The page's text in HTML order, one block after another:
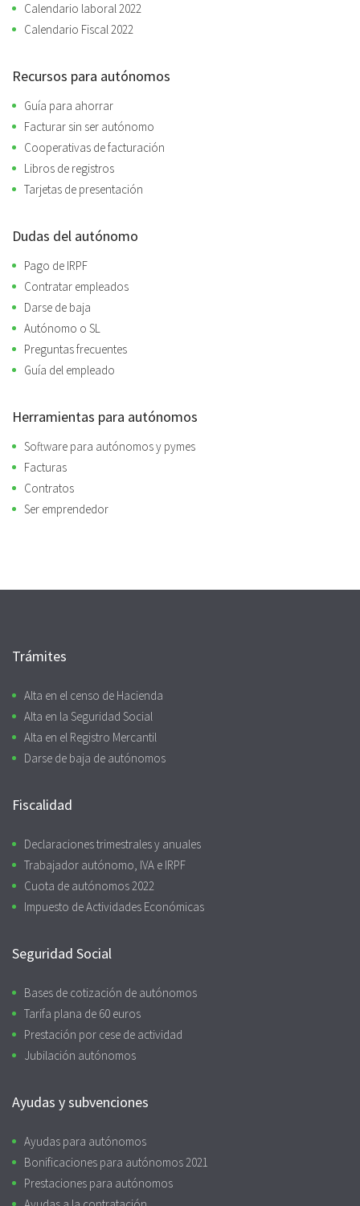
Calendario laboral 2022
Calendario Fiscal 2022
Recursos para autónomos
Guía para ahorrar
Facturar sin ser autónomo
Cooperativas de facturación
Libros de registros
Tarjetas de presentación
Dudas del autónomo
Pago de IRPF
Contratar empleados
Darse de baja
Autónomo o SL
Preguntas frecuentes
Guía del empleado
Herramientas para autónomos
Software para autónomos y pymes
Facturas
Contratos
Ser emprendedor
Trámites
Alta en el censo de Hacienda
Alta en la Seguridad Social
Alta en el Registro Mercantil
Darse de baja de autónomos
Fiscalidad
Declaraciones trimestrales y anuales
Trabajador autónomo, IVA e IRPF
Cuota de autónomos 2022
Impuesto de Actividades Económicas
Seguridad Social
Bases de cotización de autónomos
Tarifa plana de 60 euros
Prestación por cese de actividad
Jubilación autónomos
Ayudas y subvenciones
Ayudas para autónomos
Bonificaciones para autónomos 2021
Prestaciones para autónomos